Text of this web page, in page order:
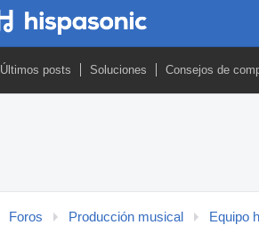
Últimos posts Soluciones Consejos de
Foros Producción musical Equipo